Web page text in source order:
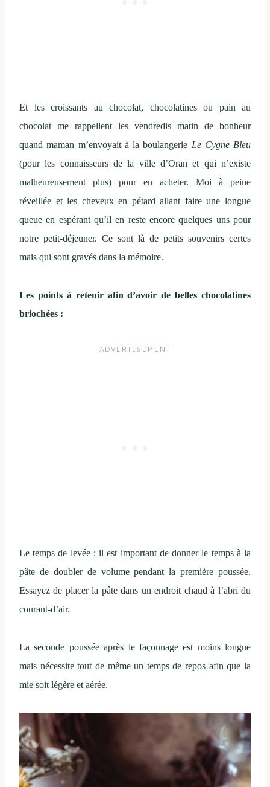
Et les croissants au chocolat, chocolatines ou pain au
chocolat me rappellent les vendredis matin de bonheur
quand maman m’envoyait à la boulangerie Le Cygne Bleu
(pour les connaisseurs de la ville d’Oran et qui n’existe
malheureusement plus) pour en acheter. Moi à peine
réveillée et les cheveux en pétard allant faire une longue
queue en espérant qu’il en reste encore quelques uns pour
notre petit-déjeuner. Ce sont là de petits souvenirs certes
mais qui sont gravés dans la mémoire.
Les points à retenir afin d’avoir de belles chocolatines
briochées :
Le temps de levée : il est important de donner le temps à la
pâte de doubler de volume pendant la première poussée.
Essayez de placer la pâte dans un endroit chaud à l’abri du
courant-d’air.
La seconde poussée après le façonnage est moins longue
mais nécessite tout de même un temps de repos afin que la
mie soit légère et aérée.